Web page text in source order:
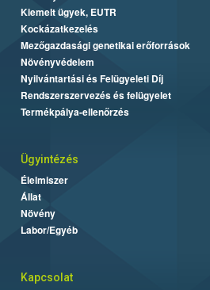
Kiemelt ügyek, EUTR
Kockázatkezelés
Mezőgazdasági genetikai erőforrások
Növényvédelem
Nyilvántartási és Felügyeleti Díj
Rendszerszervezés és felügyelet
Termékpálya-ellenőrzés
Ügyintézés
Élelmiszer
Állat
Növény
Labor/Egyéb
Kapcsolat